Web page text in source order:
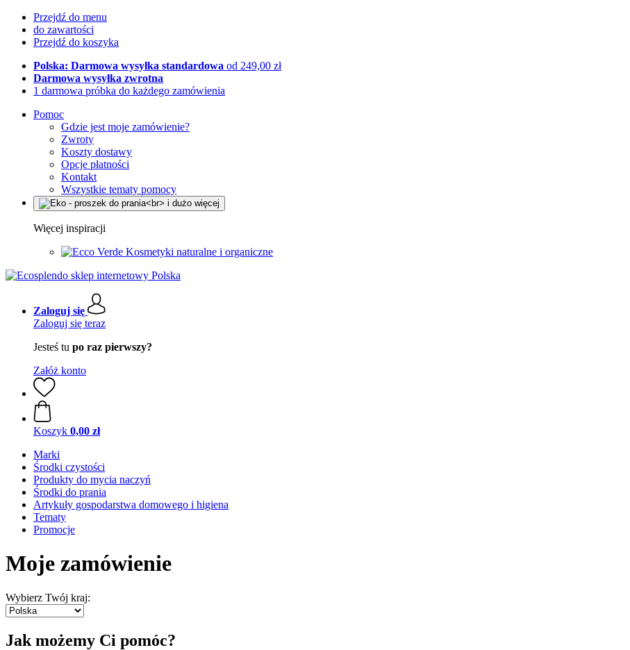
Przejdź do menu
do zawartości
Przejdź do koszyka
Polska: Darmowa wysyłka standardowa od 249,00 zł
Darmowa wysyłka zwrotna
1 darmowa próbka do każdego zamówienia
Pomoc
Gdzie jest moje zamówienie?
Zwroty
Koszty dostawy
Opcje płatności
Kontakt
Wszystkie tematy pomocy
Więcej inspiracji
Kosmetyki naturalne i organiczne
Zaloguj się
Zaloguj się teraz
Jesteś tu po raz pierwszy?
Załóż konto
Koszyk 0,00 zł
Marki
Środki czystości
Produkty do mycia naczyń
Środki do prania
Artykuły gospodarstwa domowego i higiena
Tematy
Promocje
Moje zamówienie
Wybierz Twój kraj:
Jak możemy Ci pomóc?